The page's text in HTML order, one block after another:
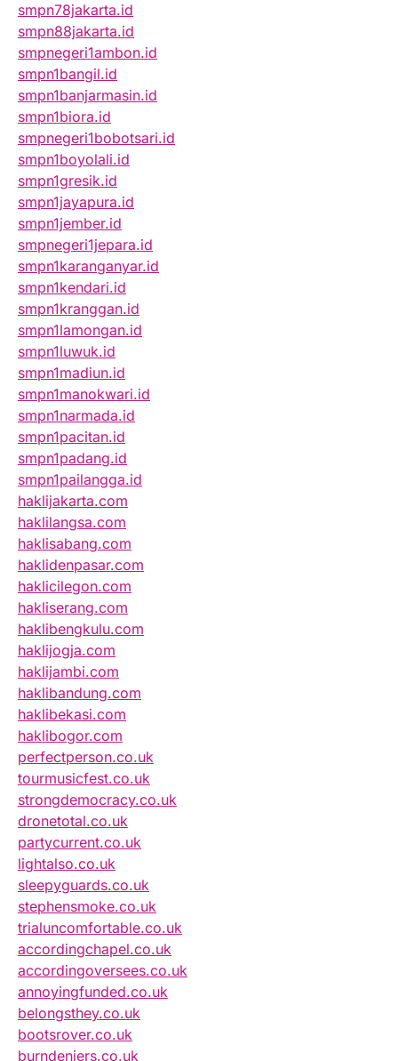
smpn78jakarta.id
smpn88jakarta.id
smpnegeri1ambon.id
smpn1bangil.id
smpn1banjarmasin.id
smpn1biora.id
smpnegeri1bobotsari.id
smpn1boyolali.id
smpn1gresik.id
smpn1jayapura.id
smpn1jember.id
smpnegeri1jepara.id
smpn1karanganyar.id
smpn1kendari.id
smpn1kranggan.id
smpn1lamongan.id
smpn1luwuk.id
smpn1madiun.id
smpn1manokwari.id
smpn1narmada.id
smpn1pacitan.id
smpn1padang.id
smpn1pailangga.id
haklijakarta.com
haklilangsa.com
haklisabang.com
haklidenpasar.com
haklicilegon.com
hakliserang.com
haklibengkulu.com
haklijogja.com
haklijambi.com
haklibandung.com
haklibekasi.com
haklibogor.com
perfectperson.co.uk
tourmusicfest.co.uk
strongdemocracy.co.uk
dronetotal.co.uk
partycurrent.co.uk
lightalso.co.uk
sleepyguards.co.uk
stephensmoke.co.uk
trialuncomfortable.co.uk
accordingchapel.co.uk
accordingoversees.co.uk
annoyingfunded.co.uk
belongsthey.co.uk
bootsrover.co.uk
burndeniers.co.uk